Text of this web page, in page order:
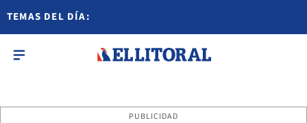
TEMAS DEL DÍA:
PUBLICIDAD